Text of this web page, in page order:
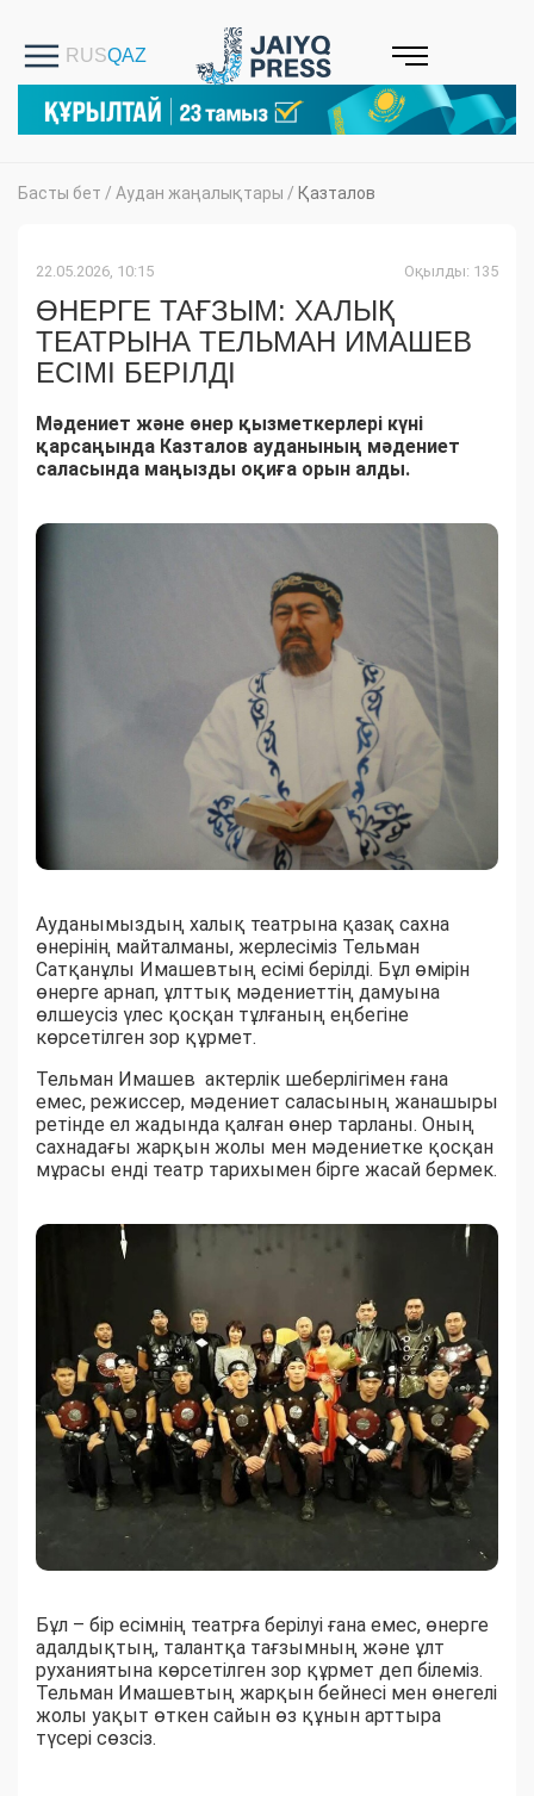
Басты бет / Аудан жаңалықтары / Қазталов
22.05.2026, 10:15 Оқылды: 135
ӨНЕРГЕ ТАҒЗЫМ: ХАЛЫҚ
ТЕАТРЫНА ТЕЛЬМАН ИМАШЕВ
ЕСІМІ БЕРІЛДІ
Мәдениет және өнер қызметкерлері күні
қарсаңында Казталов ауданының мәдениет
саласында маңызды оқиға орын алды.
Ауданымыздың халық театрына қазақ сахна
өнерінің майталманы, жерлесіміз Тельман
Сатқанұлы Имашевтың есімі берілді. Бұл өмірін
өнерге арнап, ұлттық мәдениеттің дамуына
өлшеусіз үлес қосқан тұлғаның еңбегіне
көрсетілген зор құрмет.
Тельман Имашев актерлік шеберлігімен ғана
емес, режиссер, мәдениет саласының жанашыры
ретінде ел жадында қалған өнер тарланы. Оның
сахнадағы жарқын жолы мен мәдениетке қосқан
мұрасы енді театр тарихымен бірге жасай бермек.
Бұл – бір есімнің театрға берілуі ғана емес, өнерге
адалдықтың, талантқа тағзымның және ұлт
руханиятына көрсетілген зор құрмет деп білеміз.
Тельман Имашевтың жарқын бейнесі мен өнегелі
жолы уақыт өткен сайын өз құнын арттыра
түсері сөзсіз.